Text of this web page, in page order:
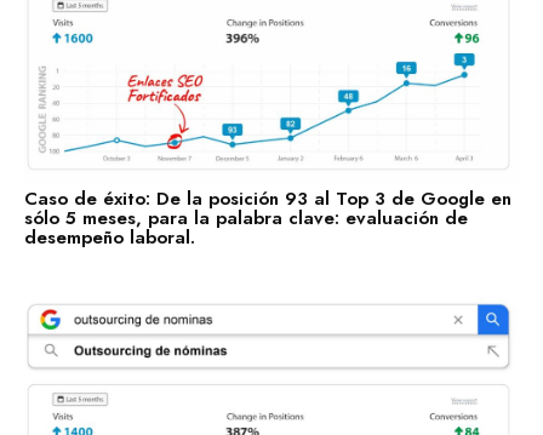
Hablemos por WhatsApp
Caso de éxito: De la posición 93 al Top 3 de Google en
sólo 5 meses, para la palabra clave: evaluación de
desempeño laboral.